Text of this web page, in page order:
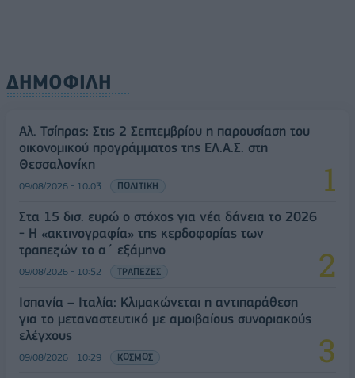
ΔΗΜΟΦΙΛΗ
Αλ. Τσίπρας: Στις 2 Σεπτεμβρίου η παρουσίαση του
οικονομικού προγράμματος της ΕΛ.Α.Σ. στη
Θεσσαλονίκη
09/08/2026 - 10:03 ΠΟΛΙΤΙΚΗ
Στα 15 δισ. ευρώ ο στόχος για νέα δάνεια το 2026
- Η «ακτινογραφία» της κερδοφορίας των
τραπεζών το α΄ εξάμηνο
09/08/2026 - 10:52 ΤΡΑΠΕΖΕΣ
Ισπανία – Ιταλία: Κλιμακώνεται η αντιπαράθεση
για το μεταναστευτικό με αμοιβαίους συνοριακούς
ελέγχους
09/08/2026 - 10:29 ΚΟΣΜΟΣ